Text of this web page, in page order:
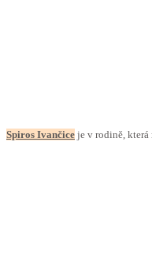
Spiros Ivančice je v rodině, která